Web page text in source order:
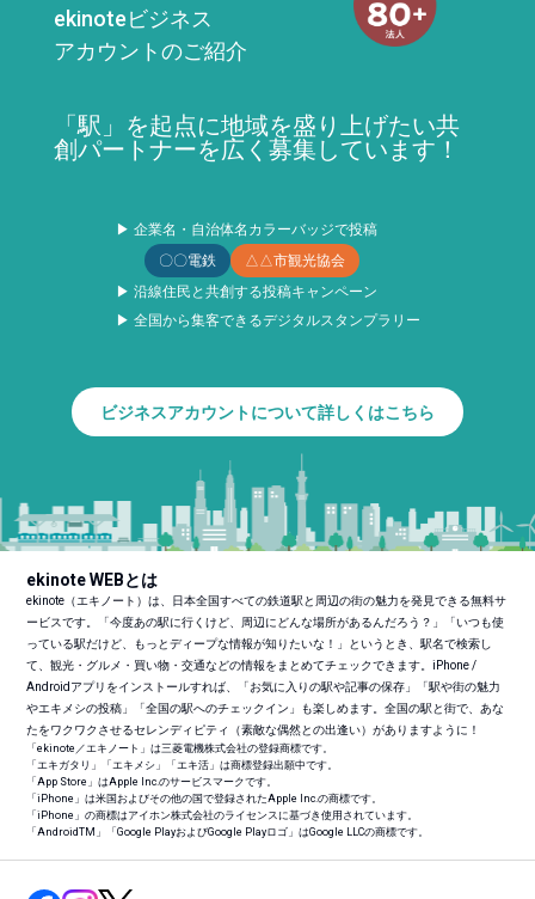
ekinoteビジネス
アカウントのご紹介
「駅」を起点に地域を盛り上げたい共
創パートナーを広く募集しています！
▶ 企業名・自治体名カラーバッジで投稿
〇〇電鉄
△△市観光協会
▶ 沿線住民と共創する投稿キャンペーン
▶ 全国から集客できるデジタルスタンプラリー
ビジネスアカウントについて詳しくはこちら
ekinote WEBとは
ekinote（エキノート）は、日本全国すべての鉄道駅と周辺の街の魅力を発見できる無料サ
ービスです。「今度あの駅に行くけど、周辺にどんな場所があるんだろう？」「いつも使
っている駅だけど、もっとディープな情報が知りたいな！」というとき、駅名で検索し
て、観光・グルメ・買い物・交通などの情報をまとめてチェックできます。iPhone /
Androidアプリをインストールすれば、「お気に入りの駅や記事の保存」「駅や街の魅力
やエキメシの投稿」「全国の駅へのチェックイン」も楽しめます。全国の駅と街で、あな
たをワクワクさせるセレンディピティ（素敵な偶然との出逢い）がありますように！
「ekinote／エキノート」は三菱電機株式会社の登録商標です。
「エキガタリ」「エキメシ」「エキ活」は商標登録出願中です。
「App Store」はApple Inc.のサービスマークです。
「iPhone」は米国およびその他の国で登録されたApple Inc.の商標です。
「iPhone」の商標はアイホン株式会社のライセンスに基づき使用されています。
「AndroidTM 」「Google PlayおよびGoogle Playロゴ」はGoogle LLCの商標です。